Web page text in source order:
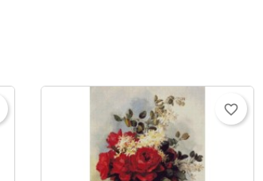
favorite_border